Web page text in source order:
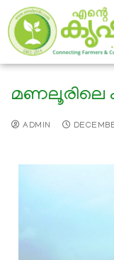
മണലൂരിലെ
ADMIN